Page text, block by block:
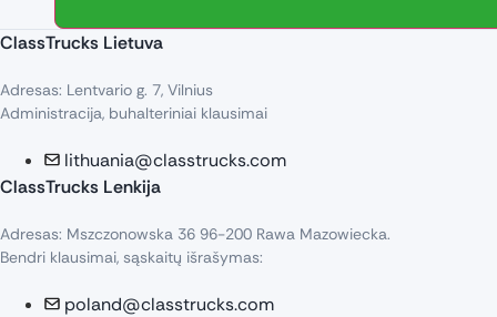
ClassTrucks Lietuva
Adresas: Lentvario g. 7, Vilnius
Administracija, buhalteriniai klausimai
lithuania@classtrucks.com
ClassTrucks Lenkija​
Adresas: Mszczonowska 36 96-200 Rawa Mazowiecka.
Bendri klausimai, sąskaitų išrašymas:
poland@classtrucks.com